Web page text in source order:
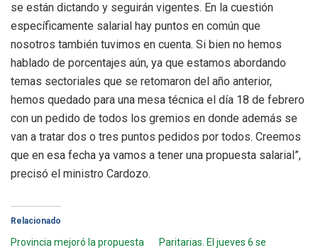
se están dictando y seguirán vigentes. En la cuestión
específicamente salarial hay puntos en común que
nosotros también tuvimos en cuenta. Si bien no hemos
hablado de porcentajes aún, ya que estamos abordando
temas sectoriales que se retomaron del año anterior,
hemos quedado para una mesa técnica el día 18 de febrero
con un pedido de todos los gremios en donde además se
van a tratar dos o tres puntos pedidos por todos. Creemos
que en esa fecha ya vamos a tener una propuesta salarial”,
precisó el ministro Cardozo.
Relacionado
Provincia mejoró la propuesta
Paritarias. El jueves 6 se